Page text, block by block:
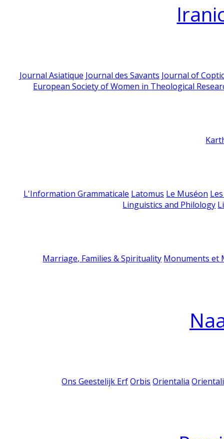
Journal Asiatique Journal des Savants Journal of
European Society of Women in Theological
L'Information Grammaticale Latomus Le Muséon
Linguistics and Philology
Marriage, Families & Spirituality Monuments et
Ons Geestelijk Erf Orbis Orientalia